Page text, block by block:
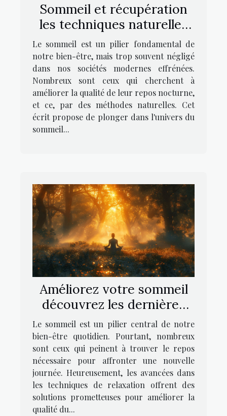
Sommeil et récupération
les techniques naturelles
pour améliorer la qualité
du repos nocturne
Le sommeil est un pilier fondamental de
notre bien-être, mais trop souvent négligé
dans nos sociétés modernes effrénées.
Nombreux sont ceux qui cherchent à
améliorer la qualité de leur repos nocturne,
et ce, par des méthodes naturelles. Cet
écrit propose de plonger dans l'univers du
sommeil...
Améliorez votre sommeil
découvrez les dernières
techniques de relaxation
Le sommeil est un pilier central de notre
bien-être quotidien. Pourtant, nombreux
sont ceux qui peinent à trouver le repos
nécessaire pour affronter une nouvelle
journée. Heureusement, les avancées dans
les techniques de relaxation offrent des
solutions prometteuses pour améliorer la
qualité du...